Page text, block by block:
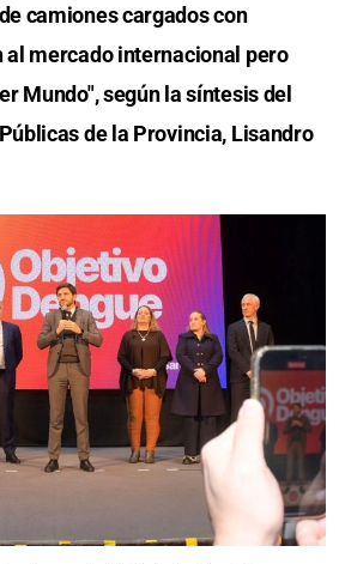
camiones cargados con
al mercado internacional pero
Mundo", según la síntesis del
de la Provincia, Lisandro